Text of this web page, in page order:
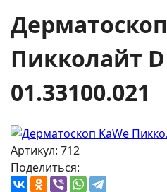
Пикколайт
01.33100.021
Артикул: 712
Поделиться: